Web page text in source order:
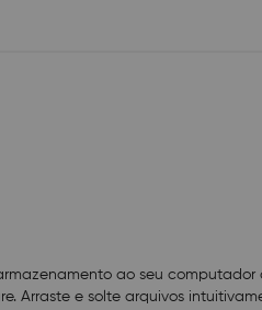
ao seu
Arraste e solte arquivos